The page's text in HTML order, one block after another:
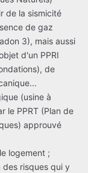
de la sismicité
de gaz
3), mais aussi
d'un PPRI
de
(usine à
le PPRT (Plan de
approuvé
logement ;
risques qui y